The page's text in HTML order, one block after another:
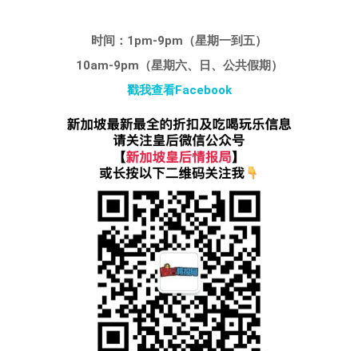
时间：1pm-9pm（星期一到五）
10am-9pm（星期六、日、公共假期）
戳我查看Facebook